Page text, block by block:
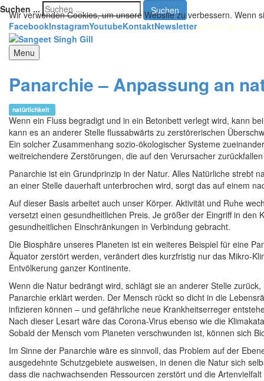
Suchen ...
Suchen
FacebookInstagramYoutubeKontaktNewsletterwww.yoga-
Menu
Panarchie – Anpassung an
natürlichkeit
Wenn ein Fluss begradigt und in ein Betonbett verlegt wird, kann
kann es an anderer Stelle flussabwärts zu zerstörerischen
Ein solcher Zusammenhang sozio-ökologischer Systeme
weitreichendere Zerstörungen, die auf den Verursacher
Panarchie ist ein Grundprinzip in der Natur. Alles Natürliche strebt
an einer Stelle dauerhaft unterbrochen wird, sorgt das auf einem
Auf dieser Basis arbeitet auch unser Körper. Aktivität und Ruhe
versetzt einen gesundheitlichen Preis. Je größer der Eingriff in
gesundheitlichen Einschränkungen in Verbindung gebracht.
Die Biosphäre unseres Planeten ist ein weiteres Beispiel für eine
Äquator zerstört werden, verändert dies kurzfristig nur das Mikro-
Entvölkerung ganzer Kontinente.
Wenn die Natur bedrängt wird, schlägt sie an anderer Stelle
Panarchie erklärt werden. Der Mensch rückt so dicht in die
infizieren können ­– und gefährliche neue Krankheitserreger
Nach dieser Lesart wäre das Corona-Virus ebenso wie die
Sobald der Mensch vom Planeten verschwunden ist, können sich
Im Sinne der Panarchie wäre es sinnvoll, das Problem auf der
ausgedehnte Schutzgebiete ausweisen, in denen die Natur sich
dass die nachwachsenden Ressourcen zerstört und die
Wir verwenden Cookies, um unsere Website zu verbessern.